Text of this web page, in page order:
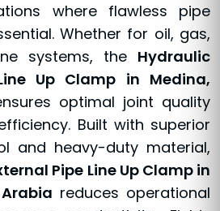
where flawless pipe
Whether for oil, gas,
systems, the Hydraulic
Up Clamp in Medina,
optimal joint quality
Built with superior
and heavy-duty material,
Pipe Line Up Clamp in
reduces operational